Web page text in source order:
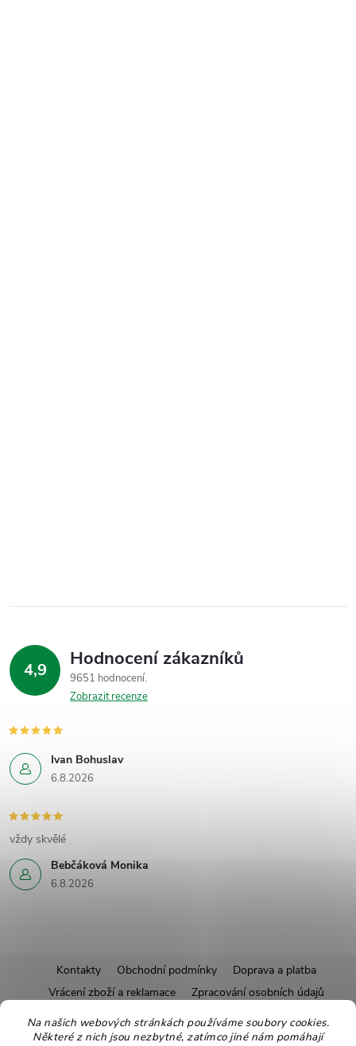
Na našich webových stránkách používáme soubory cookies.
Některé z nich jsou nezbytné, zatímco jiné nám pomáhají
4,9 Hodnocení zákazníků
9651 hodnocení
Zobrazit recenze
Ivan Bohuslav
6.8.2026
Bebčáková Monika
6.8.2026
vždy skvělé
á
Kontakty Obchodní podmínky
Doprava a platba
Vrácení zboží a reklamace
Zpracování osobních údajů
Pravidla soutěží
Affiliate program
Recepty
Pro nové dodavatele
Ekologické balení Moje objednávka